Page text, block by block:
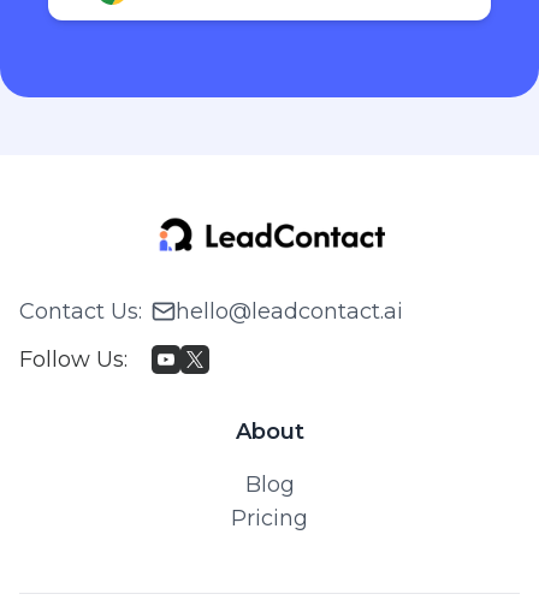
Contact Us:
hello@leadcontact.ai
Follow Us:
About
Blog
Pricing